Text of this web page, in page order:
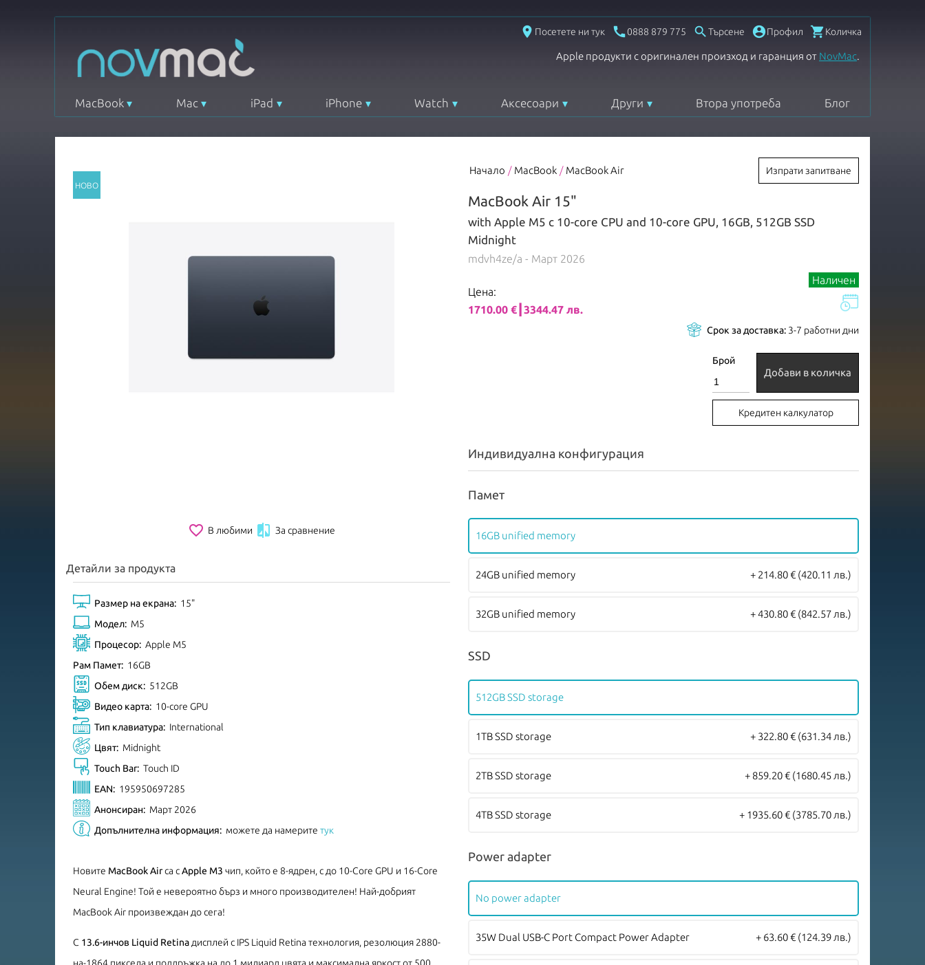
place Посетете ни тук 0888 879 775  Търсене Профил Количка
Apple продукти с оригинален произход и гаранция от NovMac.
MacBook Mac iPad iPhone Watch Аксесоари Други Втора употреба Блог
favorite_border В любими  За сравнение
Детайли за продукта
Размер на екрана: 15"
Модел: M5
Процесор: Apple M5
Рам Памет: 16GB
Обем диск: 512GB
Видео карта: 10-core GPU
Тип клавиатура: International
Цвят: Midnight
Touch Bar: Touch ID
EAN: 195950697285
Анонсиран: Март 2026
Допълнителна информация: можете да намерите тук
Новите MacBook Airса сApple M3 чип, който е 8-ядрен, с до 10-Core GPU и 16-Core
Neural Engine! Той е невероятно бърз и много производителен! Най-добрият
MacBook Air произвеждан до сега!
С 13.6-инчов Liquid Retinaдисплей с IPS Liquid Retina технология, резолюция 2880-
Начало / MacBook / MacBook Air Изпрати запитване
MacBook Air 15"
with Apple M5 с 10-core CPU and 10-core GPU, 16GB, 512GB SSD
Midnight
mdvh4ze/a - Март 2026
Цена:
1710.00 €┃3344.47 лв.
Наличен
Срок за доставка: 3-7 работни дни
Брой
Добави в количка
Кредитен калкулатор
Индивидуална конфигурация
Памет
16GB unified memory
24GB unified memory + 214.80 € (420.11 лв.)
32GB unified memory + 430.80 € (842.57 лв.)
SSD
512GB SSD storage
1TB SSD storage + 322.80 € (631.34 лв.)
2TB SSD storage + 859.20 € (1680.45 лв.)
4TB SSD storage + 1935.60 € (3785.70 лв.)
Power adapter
No power adapter
35W Dual USB-C Port Compact Power Adapter + 63.60 € (124.39 лв.)